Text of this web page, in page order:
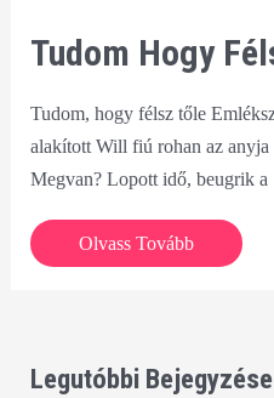
Tudom Hogy
Tudom, hogy félsz tőle
alakított Will fiú rohan az anyja
Megvan? Lopott idő, beugrik
Tudom
hogy
Olvass Tovább
Legutóbbi